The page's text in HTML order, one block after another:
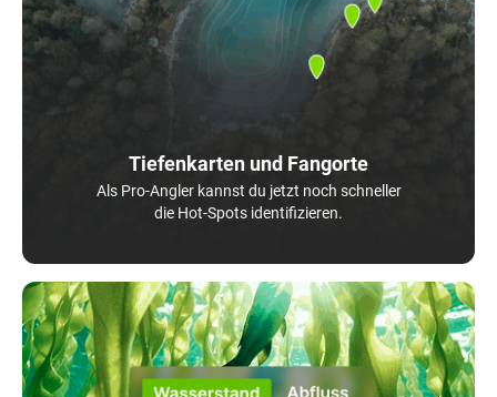
Tiefenkarten und Fangorte
Als Pro-Angler kannst du jetzt noch schneller
die Hot-Spots identifizieren.